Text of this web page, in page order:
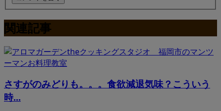
関連記事
さすがのみどりも。。。食欲減退気味？こういう
時...